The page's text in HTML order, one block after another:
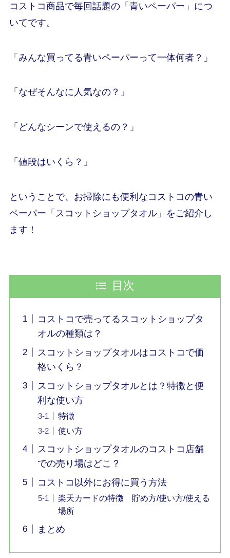
コストコ商品で毎回話題の「青いペーパー」につ
いてです。
「みんな買ってる青いペーパーって一体何者？」
「なぜそんなに人気なの？」
「どんなシーンで使えるの？」
「値段はいくら？」
ということで、お掃除にも便利なコストコの青い
ペーパー「スコットショップタオル」をご紹介し
ます！
目次
コストコで売ってるスコットショップタ
オルの種類は？
スコットショップタオルはコストコで価
格いくら？
スコットショップタオルとは？特徴と便
利な使い方
特徴
使い方
スコットショップタオルのコストコ店舗
での売り場はどこ？
コストコ以外にお得に買う方法
楽天カードの特徴 貯め方/使い方/使える
場所
まとめ